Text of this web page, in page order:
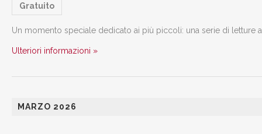
Gratuito
Un momento speciale dedicato ai più piccoli: una serie di letture
Ulteriori informazioni »
MARZO 2026